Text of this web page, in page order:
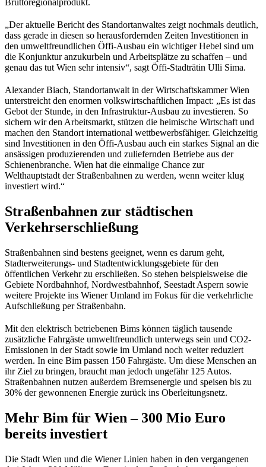
„Der aktuelle Bericht des Standortanwaltes zeigt nochmals deutlich,
dass gerade in diesen so herausfordernden Zeiten Investitionen in
den umweltfreundlichen Öffi-Ausbau ein wichtiger Hebel sind um
die Konjunktur anzukurbeln und Arbeitsplätze zu schaffen – und
genau das tut Wien sehr intensiv“, sagt Öffi-Stadträtin Ulli Sima.
Alexander Biach, Standortanwalt in der Wirtschaftskammer Wien
unterstreicht den enormen volkswirtschaftlichen Impact: „Es ist das
Gebot der Stunde, in den Infrastruktur-Ausbau zu investieren. So
sichern wir den Arbeitsmarkt, stützen die heimische Wirtschaft und
machen den Standort international wettbewerbsfähiger. Gleichzeitig
sind Investitionen in den Öffi-Ausbau auch ein starkes Signal an die
ansässigen produzierenden und zuliefernden Betriebe aus der
Schienenbranche. Wien hat die einmalige Chance zur
Welthauptstadt der Straßenbahnen zu werden, wenn weiter klug
investiert wird.“
Straßenbahnen zur städtischen
Verkehrserschließung
Straßenbahnen sind bestens geeignet, wenn es darum geht,
Stadterweiterungs- und Stadtentwicklungsgebiete für den
öffentlichen Verkehr zu erschließen. So stehen beispielsweise die
Gebiete Nordbahnhof, Nordwestbahnhof, Seestadt Aspern sowie
weitere Projekte ins Wiener Umland im Fokus für die verkehrliche
Aufschließung per Straßenbahn.
Mit den elektrisch betriebenen Bims können täglich tausende
zusätzliche Fahrgäste umweltfreundlich unterwegs sein und CO2-
Emissionen in der Stadt sowie im Umland noch weiter reduziert
werden. In eine Bim passen 150 Fahrgäste. Um diese Menschen an
ihr Ziel zu bringen, braucht man jedoch ungefähr 125 Autos.
Straßenbahnen nutzen außerdem Bremsenergie und speisen bis zu
30% der gewonnenen Energie zurück ins Oberleitungsnetz.
Mehr Bim für Wien – 300 Mio Euro
bereits investiert
Die Stadt Wien und die Wiener Linien haben in den vergangenen